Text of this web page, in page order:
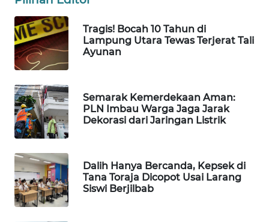
Tragis! Bocah 10 Tahun di
Lampung Utara Tewas Terjerat Tali
Ayunan
Semarak Kemerdekaan Aman:
PLN Imbau Warga Jaga Jarak
Dekorasi dari Jaringan Listrik
Dalih Hanya Bercanda, Kepsek di
Tana Toraja Dicopot Usai Larang
Siswi Berjilbab
MAWAKA
ID
MARTABAT
PLN
WATCH
MKLI
LPKKI